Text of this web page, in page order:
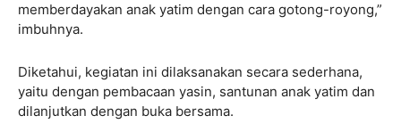
memberdayakan anak yatim dengan cara gotong-royong,”
imbuhnya.
Diketahui, kegiatan ini dilaksanakan secara sederhana,
yaitu dengan pembacaan yasin, santunan anak yatim dan
dilanjutkan dengan buka bersama.